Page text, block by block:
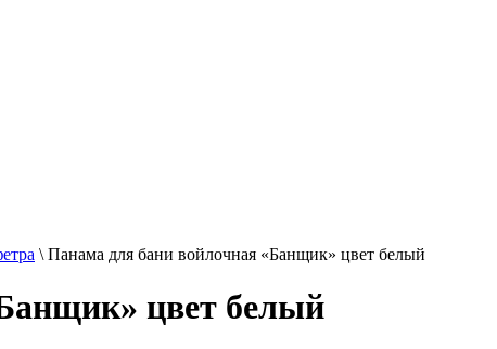
\ Панама для бани войлочная «Банщик» цвет белый
цвет белый